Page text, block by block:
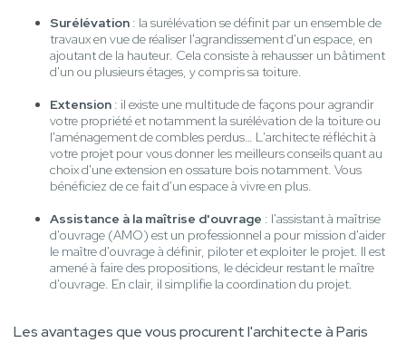
Surélévation : la surélévation se définit par un ensemble de
travaux en vue de réaliser l'agrandissement d'un espace, en
ajoutant de la hauteur. Cela consiste à rehausser un bâtiment
d'un ou plusieurs étages, y compris sa toiture.
Extension : il existe une multitude de façons pour agrandir
votre propriété et notamment la surélévation de la toiture ou
l'aménagement de combles perdus… L'architecte réfléchit à
votre projet pour vous donner les meilleurs conseils quant au
choix d'une extension en ossature bois notamment. Vous
bénéficiez de ce fait d'un espace à vivre en plus.
Assistance à la maîtrise d'ouvrage : l'assistant à maîtrise
d'ouvrage (AMO) est un professionnel a pour mission d'aider
le maître d'ouvrage à définir, piloter et exploiter le projet. Il est
amené à faire des propositions, le décideur restant le maître
d'ouvrage. En clair, il simplifie la coordination du projet.
Les avantages que vous procurent l'architecte à Paris